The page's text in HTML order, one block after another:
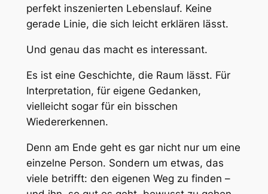
perfekt inszenierten Lebenslauf. Keine
gerade Linie, die sich leicht erklären lässt.
Und genau das macht es interessant.
Es ist eine Geschichte, die Raum lässt. Für
Interpretation, für eigene Gedanken,
vielleicht sogar für ein bisschen
Wiedererkennen.
Denn am Ende geht es gar nicht nur um eine
einzelne Person. Sondern um etwas, das
viele betrifft: den eigenen Weg zu finden –